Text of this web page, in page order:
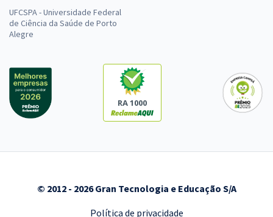
UFCSPA - Universidade Federal
de Ciência da Saúde de Porto
Alegre
RA 1000
© 2012 - 2026 Gran Tecnologia e Educação S/A
Política de privacidade